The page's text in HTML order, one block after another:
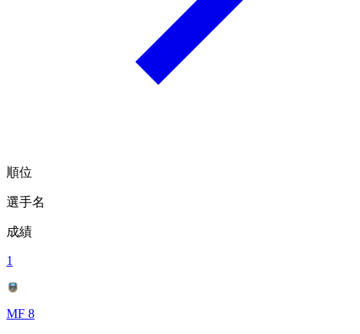
順位
選手名
成績
1
MF 8